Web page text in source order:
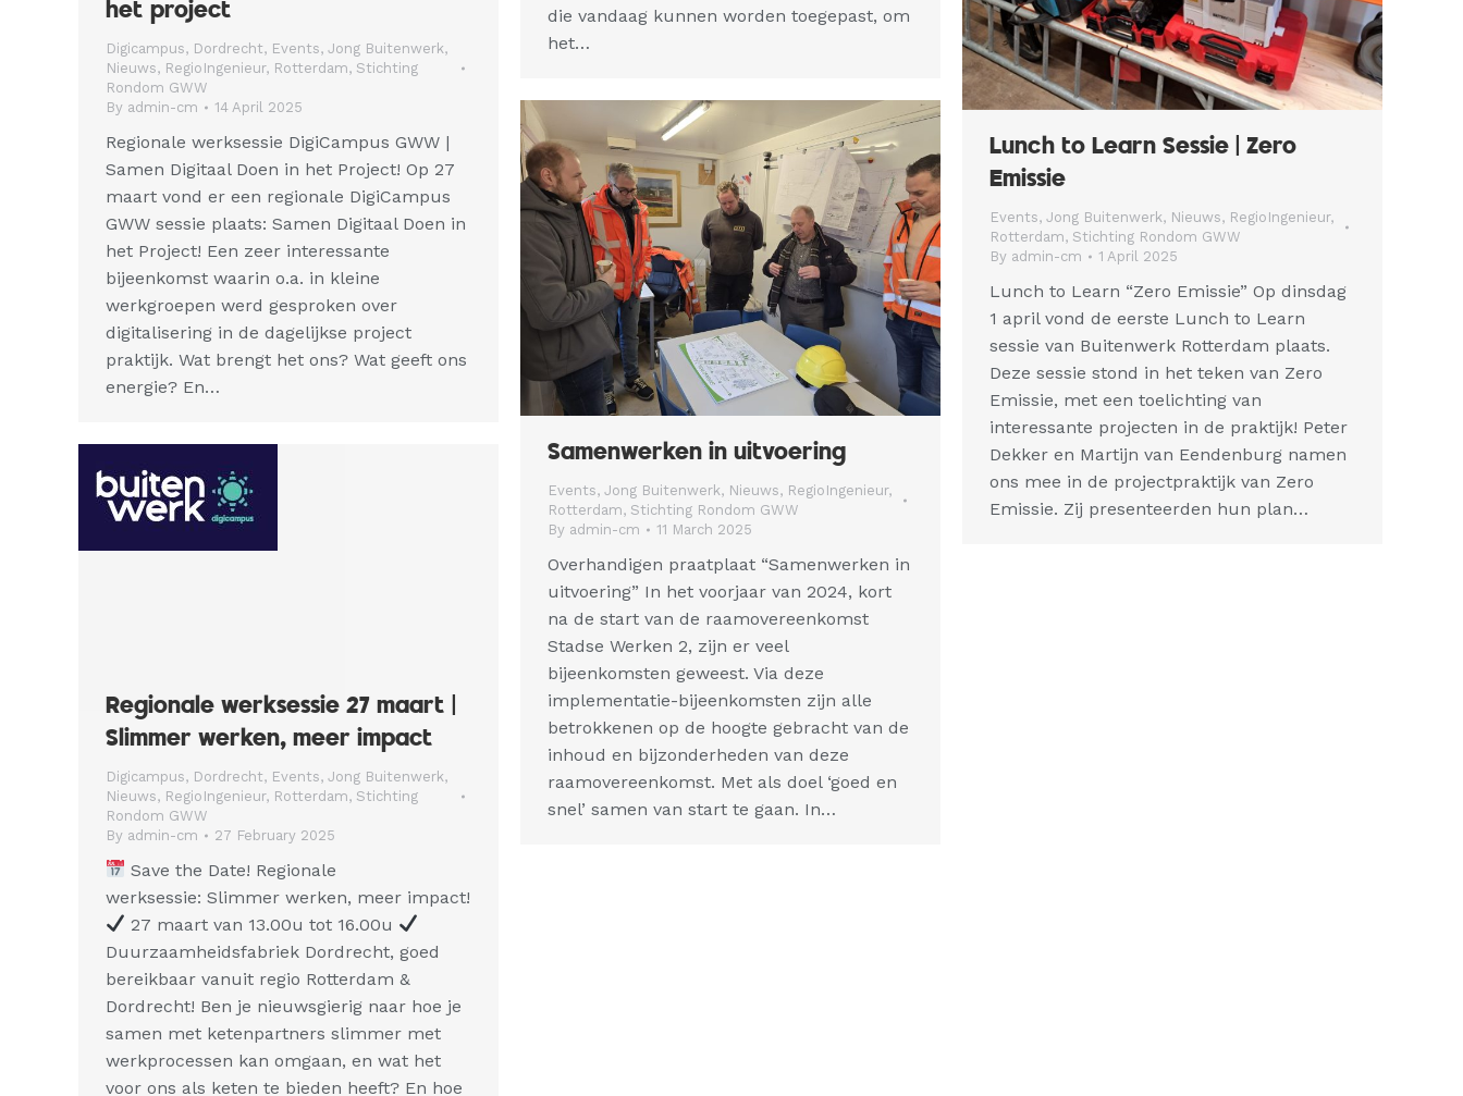
die vandaag kunnen worden toegepast, om
het…
het project
Digicampus, Dordrecht, Events, Jong Buitenwerk,
Nieuws, RegioIngenieur, Rotterdam, Stichting
Rondom GWW
By admin-cm 14 April 2025
Regionale werksessie DigiCampus GWW |
Samen Digitaal Doen in het Project! Op 27
maart vond er een regionale DigiCampus
GWW sessie plaats: Samen Digitaal Doen in
het Project! Een zeer interessante
bijeenkomst waarin o.a. in kleine
werkgroepen werd gesproken over
digitalisering in de dagelijkse project
praktijk. Wat brengt het ons? Wat geeft ons
energie? En…
Lunch to Learn Sessie | Zero
Emissie
Events, Jong Buitenwerk, Nieuws, RegioIngenieur,
Rotterdam, Stichting Rondom GWW
By admin-cm 1 April 2025
Lunch to Learn “Zero Emissie” Op dinsdag
1 april vond de eerste Lunch to Learn
sessie van Buitenwerk Rotterdam plaats.
Deze sessie stond in het teken van Zero
Emissie, met een toelichting van
interessante projecten in de praktijk! Peter
Dekker en Martijn van Eendenburg namen
ons mee in de projectpraktijk van Zero
Emissie. Zij presenteerden hun plan…
Samenwerken in uitvoering
Events, Jong Buitenwerk, Nieuws, RegioIngenieur,
Rotterdam, Stichting Rondom GWW
By admin-cm 11 March 2025
Overhandigen praatplaat “Samenwerken in
uitvoering” In het voorjaar van 2024, kort
na de start van de raamovereenkomst
Stadse Werken 2, zijn er veel
bijeenkomsten geweest. Via deze
implementatie-bijeenkomsten zijn alle
betrokkenen op de hoogte gebracht van de
inhoud en bijzonderheden van deze
raamovereenkomst. Met als doel ‘goed en
snel’ samen van start te gaan. In…
Regionale werksessie 27 maart |
Slimmer werken, meer impact
Digicampus, Dordrecht, Events, Jong Buitenwerk,
Nieuws, RegioIngenieur, Rotterdam, Stichting
Rondom GWW
By admin-cm 27 February 2025
Save the Date! Regionale
werksessie: Slimmer werken, meer impact!
27 maart van 13.00u tot 16.00u
Duurzaamheidsfabriek Dordrecht, goed
bereikbaar vanuit regio Rotterdam &
Dordrecht! Ben je nieuwsgierig naar hoe je
samen met ketenpartners slimmer met
werkprocessen kan omgaan, en wat het
voor ons als keten te bieden heeft? En hoe